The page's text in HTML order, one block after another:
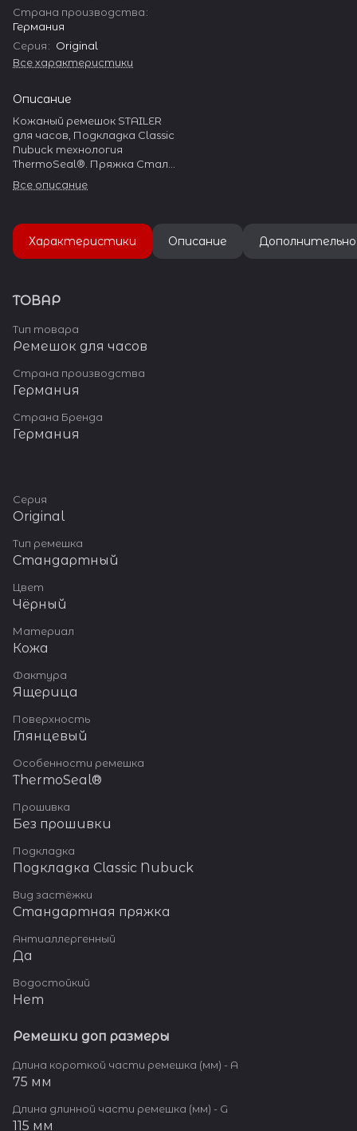
Страна производства:
Германия
Серия: Original
Все характеристики
Описание
Кожаный ремешок STAILER
для часов, Подкладка Classic
Nubuck технология
ThermoSeal®. Пряжка Сталь
Все описание
Характеристики Описание Дополнительно
ТОВАР
Тип товара
Ремешок для часов
Страна производства
Германия
Страна Бренда
Германия
Серия
Original
Тип ремешка
Стандартный
Цвет
Чёрный
Материал
Кожа
Фактура
Ящерица
Поверхность
Глянцевый
Особенности ремешка
ThermoSeal®
Прошивка
Без прошивки
Подкладка
Подкладка Classic Nubuck
Вид застёжки
Стандартная пряжка
Антиаллергенный
Да
Водостойкий
Нет
Ремешки доп размеры
Длина короткой части ремешка (мм) - A
75 мм
Длина длинной части ремешка (мм) - G
115 мм